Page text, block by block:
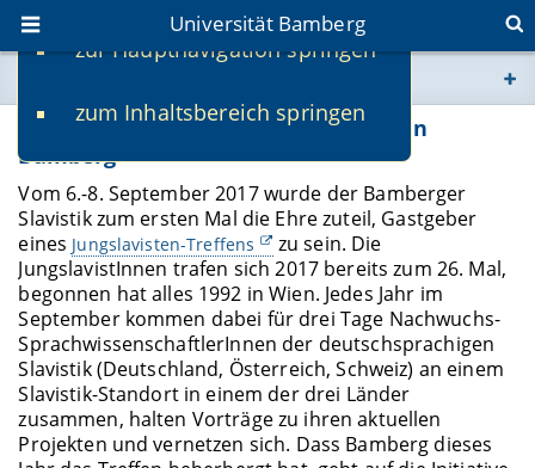
zur Hauptnavigation springen
zum Inhaltsbereich springen
Universität Bamberg
www.uni-bamberg.de
univis.uni-bamberg.de
fis.uni-bamberg.de
Slavistischer Nachwuchs trifft sich in
Bamberg
Vom 6.-8. September 2017 wurde der Bamberger
Slavistik zum ersten Mal die Ehre zuteil, Gastgeber
eines Jungslavisten-Treffens
zu sein. Die
JungslavistInnen trafen sich 2017 bereits zum 26. Mal,
begonnen hat alles 1992 in Wien. Jedes Jahr im
September kommen dabei für drei Tage Nachwuchs-
SprachwissenschaftlerInnen der deutschsprachigen
Slavistik (Deutschland, Österreich, Schweiz) an einem
Slavistik-Standort in einem der drei Länder
zusammen, halten Vorträge zu ihren aktuellen
Projekten und vernetzen sich. Dass Bamberg dieses